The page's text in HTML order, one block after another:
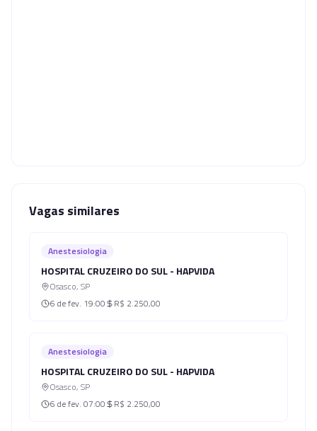
Vagas similares
Anestesiologia
HOSPITAL CRUZEIRO DO SUL - HAPVIDA
Osasco, SP
6 de fev. 19:00 R$ 2.250,00
Anestesiologia
HOSPITAL CRUZEIRO DO SUL - HAPVIDA
Osasco, SP
6 de fev. 07:00 R$ 2.250,00